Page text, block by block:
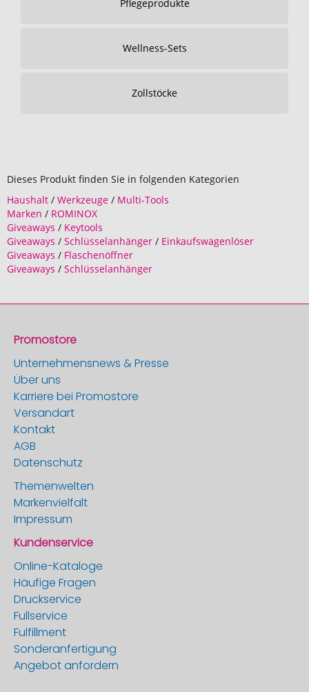
Pflegeprodukte
Wellness-Sets
Zollstöcke
Dieses Produkt finden Sie in folgenden Kategorien
Haushalt / Werkzeuge / Multi-Tools
Marken / ROMINOX
Giveaways / Keytools
Giveaways / Schlüsselanhänger / Einkaufswagenlöser
Giveaways / Flaschenöffner
Giveaways / Schlüsselanhänger
Promostore
Unternehmensnews & Presse
Über uns
Karriere bei Promostore
Versandart
Kontakt
AGB
Datenschutz
Themenwelten
Markenvielfalt
Impressum
Kundenservice
Online-Kataloge
Häufige Fragen
Druckservice
Fullservice
Fulfillment
Sonderanfertigung
Angebot anfordern